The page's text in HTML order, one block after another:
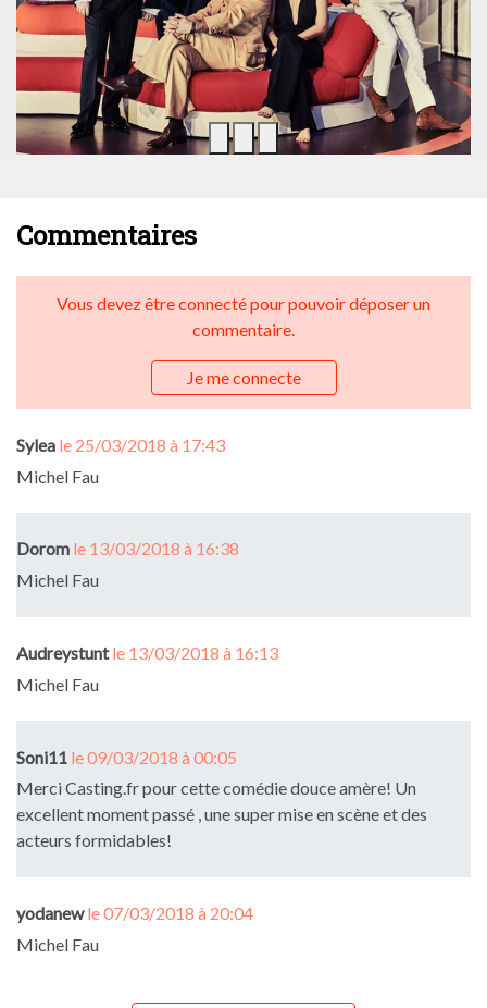
Commentaires
Vous devez être connecté pour pouvoir déposer un
commentaire.
Je me connecte
Sylea le 25/03/2018 à 17:43
Michel Fau
Dorom le 13/03/2018 à 16:38
Michel Fau
Audreystunt le 13/03/2018 à 16:13
Michel Fau
Soni11 le 09/03/2018 à 00:05
Merci Casting.fr pour cette comédie douce amère! Un
excellent moment passé , une super mise en scène et des
acteurs formidables!
yodanew le 07/03/2018 à 20:04
Michel Fau